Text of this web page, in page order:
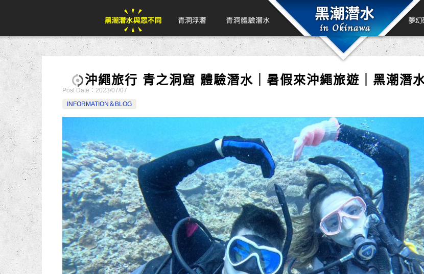
沖繩旅行 青之洞窟 體驗潛水｜暑假來沖繩旅遊｜黑潮潛
Post Date： 2023/07/07
INFORMATION＆BLOG